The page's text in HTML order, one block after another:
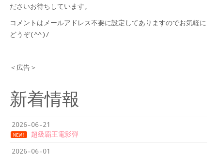
ださいお待ちしています。
コメントはメールアドレス不要に設定してありますのでお気軽に
どうぞ(^^)/
＜広告＞
新着情報
2026-06-21
NEW! 超級覇王電影弾
2026-06-01